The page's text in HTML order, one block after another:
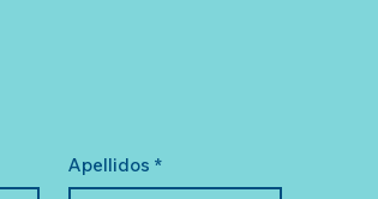
Apellidos *